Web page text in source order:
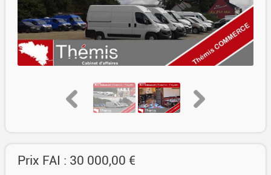
Prix FAI : 30 000,00 €